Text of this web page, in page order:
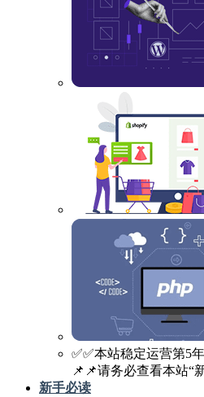
✅️✅️本站稳定运营第5
📌📌请务必查看本站“
新手必读